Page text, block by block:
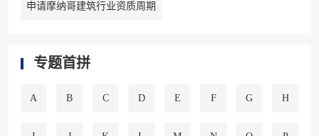
申请摩纳哥建筑行业资质周期
专题首拼
A B C D E F G H